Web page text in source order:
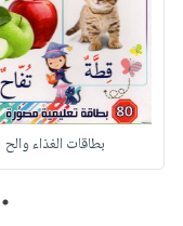
بطاقات الغذاء والح
1